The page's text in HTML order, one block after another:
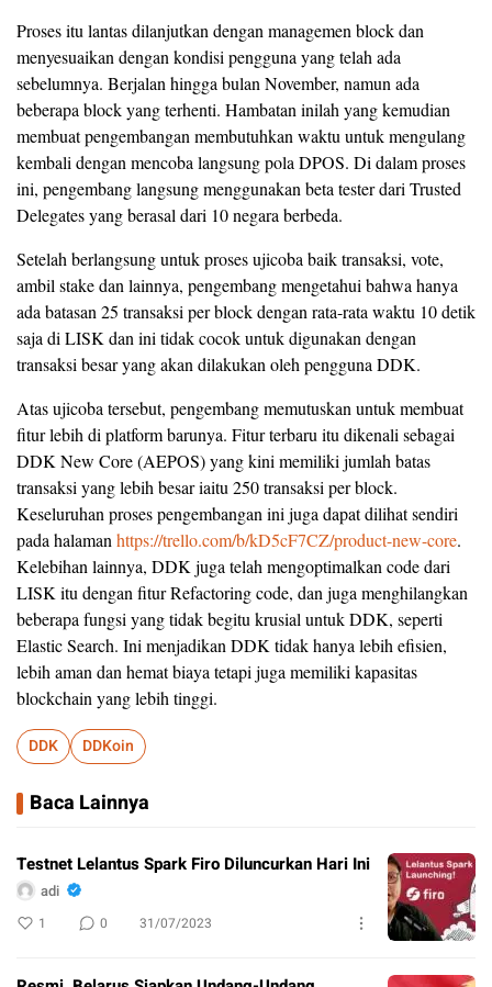
Proses itu lantas dilanjutkan dengan managemen block dan
menyesuaikan dengan kondisi pengguna yang telah ada
sebelumnya. Berjalan hingga bulan November, namun ada
beberapa block yang terhenti. Hambatan inilah yang kemudian
membuat pengembangan membutuhkan waktu untuk mengulang
kembali dengan mencoba langsung pola DPOS. Di dalam proses
ini, pengembang langsung menggunakan beta tester dari Trusted
Delegates yang berasal dari 10 negara berbeda.
Setelah berlangsung untuk proses ujicoba baik transaksi, vote,
ambil stake dan lainnya, pengembang mengetahui bahwa hanya
ada batasan 25 transaksi per block dengan rata-rata waktu 10 detik
saja di LISK dan ini tidak cocok untuk digunakan dengan
transaksi besar yang akan dilakukan oleh pengguna DDK.
Atas ujicoba tersebut, pengembang memutuskan untuk membuat
fitur lebih di platform barunya. Fitur terbaru itu dikenali sebagai
DDK New Core (AEPOS) yang kini memiliki jumlah batas
transaksi yang lebih besar iaitu 250 transaksi per block.
Keseluruhan proses pengembangan ini juga dapat dilihat sendiri
pada halaman https://trello.com/b/kD5cF7CZ/product-new-core.
Kelebihan lainnya, DDK juga telah mengoptimalkan code dari
LISK itu dengan fitur Refactoring code, dan juga menghilangkan
beberapa fungsi yang tidak begitu krusial untuk DDK, seperti
Elastic Search. Ini menjadikan DDK tidak hanya lebih efisien,
lebih aman dan hemat biaya tetapi juga memiliki kapasitas
blockchain yang lebih tinggi.
DDK DDKoin
Baca Lainnya
Testnet Lelantus Spark Firo Diluncurkan Hari Ini
adi
1 0 31/07/2023